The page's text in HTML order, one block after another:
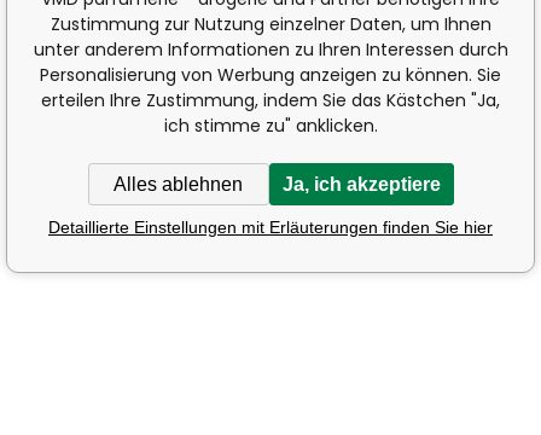
Zustimmung zur Nutzung einzelner Daten, um Ihnen
unter anderem Informationen zu Ihren Interessen durch
Personalisierung von Werbung anzeigen zu können. Sie
erteilen Ihre Zustimmung, indem Sie das Kästchen "Ja,
ich stimme zu" anklicken.
Alles ablehnen Ja, ich akzeptiere
Detaillierte Einstellungen mit Erläuterungen finden Sie hier